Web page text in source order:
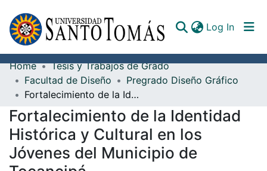
Log In
Communities & Collections
All of DSpace
Documents
Home
Tesis y Trabajos de Grado
Facultad de Diseño
Pregrado Diseño Gráfico
Fortalecimiento de la Identidad Histórica y Cultural en los Jóvenes del Municipio de Tocancipá
Fortalecimiento de la Identidad
Histórica y Cultural en los
Jóvenes del Municipio de